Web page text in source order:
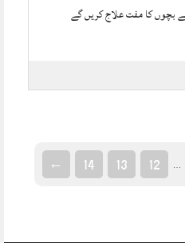
کے بچوں کا مفت علاج کریں گے
12
13
14
←